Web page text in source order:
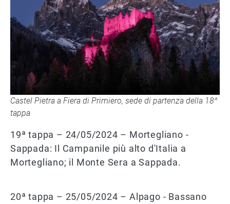
Castel Pietra a Fiera di Primiero, sede di partenza della 18^
tappa
19ª tappa – 24/05/2024 – Mortegliano -
Sappada: Il Campanile più alto d'Italia a
Mortegliano; il Monte Sera a Sappada.
20ª tappa – 25/05/2024 – Alpago - Bassano